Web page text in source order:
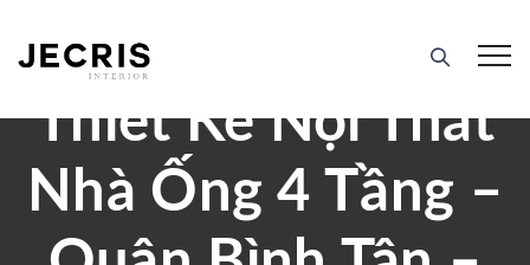
Thiết Kế Nội Thất
Nhà Ống 4 Tầng –